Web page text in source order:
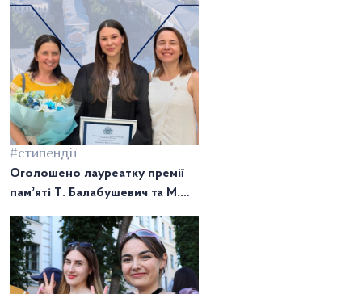
#стипендії
Оголошено лауреатку премії
памʼяті Т. Балабушевич та М.